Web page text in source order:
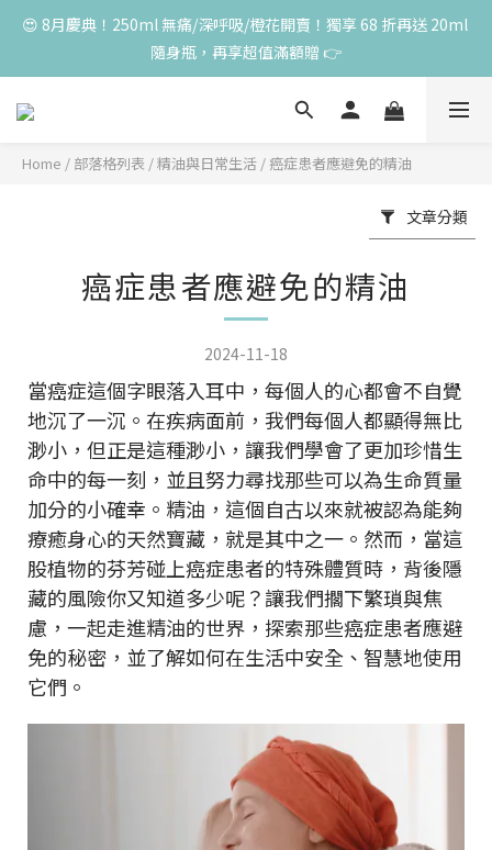
😍 8月慶典！250ml 無痛/深呼吸/橙花開賣！獨享 68 折再送 20ml
隨身瓶，再享超值滿額贈 👉
😍 8月慶典！250ml 無痛/深呼吸/橙花開賣！獨享 68 折再送 20ml
隨身瓶，再享超值滿額贈 👉
😍 50ml 任一瓶結帳享 8 折，任三瓶享 75 折，任五瓶享 7 折！想
隨身瓶，再享超值滿額贈 👉
Home / 部落格列表 /精油與日常生活 /癌症患者應避免的精油
文章分類
癌症患者應避免的精油
2024-11-18
當癌症這個字眼落入耳中，每個人的心都會不自覺
地沉了一沉。在疾病面前，我們每個人都顯得無比
渺小，但正是這種渺小，讓我們學會了更加珍惜生
命中的每一刻，並且努力尋找那些可以為生命質量
加分的小確幸。精油，這個自古以來就被認為能夠
療癒身心的天然寶藏，就是其中之一。然而，當這
股植物的芬芳碰上癌症患者的特殊體質時，背後隱
藏的風險你又知道多少呢？讓我們擱下繁瑣與焦
慮，一起走進精油的世界，探索那些癌症患者應避
免的秘密，並了解如何在生活中安全、智慧地使用
它們。